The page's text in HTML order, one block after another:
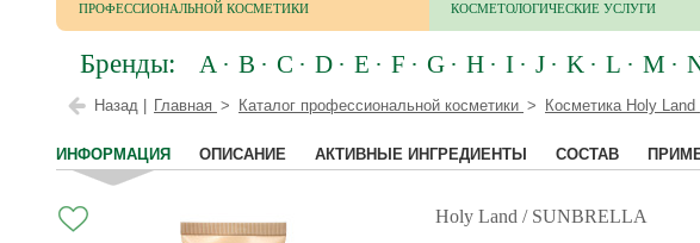
ПРОФЕССИОНАЛЬНОЙ КОСМЕТИКИ КОСМЕТОЛОГИЧЕСКИЕ УСЛУГИ
Бренды: A B C D E F G H I J K L M
Назад | Главная Каталог профессиональной косметики Косметика Holy Land
ИНФОРМАЦИЯ ОПИСАНИЕ АКТИВНЫЕ ИНГРЕДИЕНТЫ СОСТАВ
Holy Land / SUNBRELLA